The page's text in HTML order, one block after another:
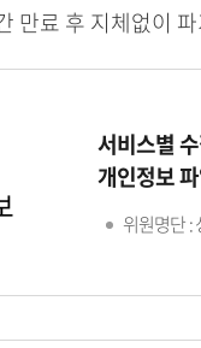
만료 후 지체없이 파
서비스별
개인정보
위원명단 :